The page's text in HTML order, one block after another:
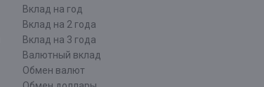
Вклад на год
Вклад на 2 года
Вклад на 3 года
Валютный вклад
Обмен валют